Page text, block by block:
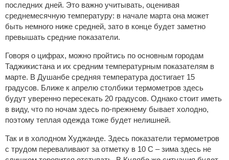
последних дней. Это важно учитывать, оценивая
среднемесячную температуру: в начале марта она может
быть немного ниже средней, зато в конце будет заметно
превышать средние показатели.
Говоря о цифрах, можно пройтись по основным городам
Таджикистана и их средним температурным показателям в
марте. В Душанбе средняя температура достигает 15
градусов. Ближе к апрелю столбики термометров здесь
будут уверенно пересекать 20 градусов. Однако стоит иметь
в виду, что по ночам здесь по-прежнему бывает холодно,
поэтому теплая одежда тоже будет нелишней.
Так и в холодном Худжанде. Здесь показатели термометров
с трудом переваливают за отметку в 10 C – зима здесь не